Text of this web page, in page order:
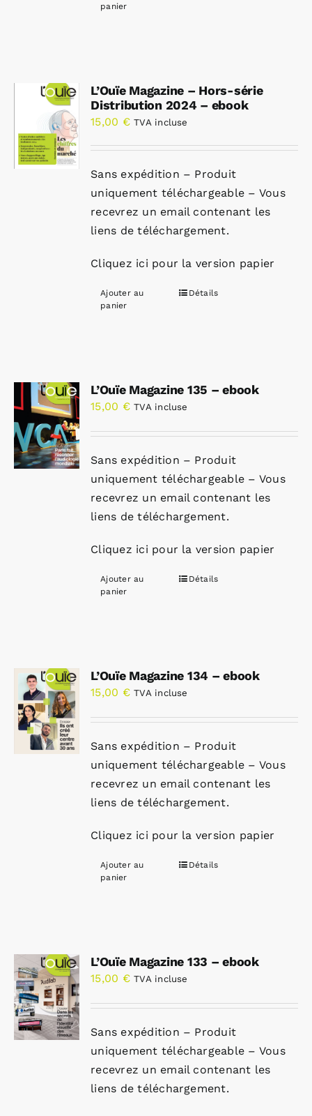
panier
L’Ouïe Magazine – Hors-série
Distribution 2024 – ebook
15,00 € TVA incluse
Sans expédition – Produit
uniquement téléchargeable – Vous
recevrez un email contenant les
liens de téléchargement.
Cliquez ici pour la version papier
Ajouter au
panier
Détails
L’Ouïe Magazine 135 – ebook
15,00 € TVA incluse
Sans expédition – Produit
uniquement téléchargeable – Vous
recevrez un email contenant les
liens de téléchargement.
Cliquez ici pour la version papier
Ajouter au
panier
Détails
L’Ouïe Magazine 134 – ebook
15,00 € TVA incluse
Sans expédition – Produit
uniquement téléchargeable – Vous
recevrez un email contenant les
liens de téléchargement.
Cliquez ici pour la version papier
Ajouter au
panier
Détails
L’Ouïe Magazine 133 – ebook
15,00 € TVA incluse
Sans expédition – Produit
uniquement téléchargeable – Vous
recevrez un email contenant les
liens de téléchargement.